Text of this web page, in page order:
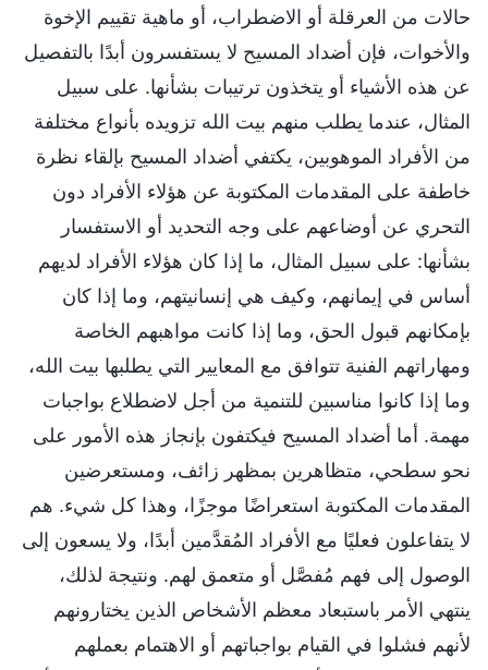
حالات من العرقلة أو الاضطراب، أو ماهية تقييم الإخوة
والأخوات، فإن أضداد المسيح لا يستفسرون أبدًا بالتفصيل
عن هذه الأشياء أو يتخذون ترتيبات بشأنها. على سبيل
المثال، عندما يطلب منهم بيت الله تزويده بأنواع مختلفة
من الأفراد الموهوبين، يكتفي أضداد المسيح بإلقاء نظرة
خاطفة على المقدمات المكتوبة عن هؤلاء الأفراد دون
التحري عن أوضاعهم على وجه التحديد أو الاستفسار
بشأنها: على سبيل المثال، ما إذا كان هؤلاء الأفراد لديهم
أساس في إيمانهم، وكيف هي إنسانيتهم، وما إذا كان
بإمكانهم قبول الحق، وما إذا كانت مواهبهم الخاصة
ومهاراتهم الفنية تتوافق مع المعايير التي يطلبها بيت الله،
وما إذا كانوا مناسبين للتنمية من أجل لاضطلاع بواجبات
مهمة. أما أضداد المسيح فيكتفون بإنجاز هذه الأمور على
نحو سطحي، متظاهرين بمظهر زائف، ومستعرضين
المقدمات المكتوبة استعراضًا موجزًا، وهذا كل شيء. هم
لا يتفاعلون فعليًا مع الأفراد المُقدَّمين أبدًا، ولا يسعون إلى
الوصول إلى فهم مُفصَّل أو متعمق لهم. ونتيجة لذلك،
ينتهي الأمر باستبعاد معظم الأشخاص الذين يختارونهم
لأنهم فشلوا في القيام بواجباتهم أو الاهتمام بعملهم